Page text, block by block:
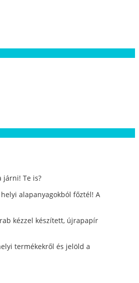
járni! Te is?
alapanyagokból főztél! A
kézzel készített, újrapapír
termékekről és jelöld a